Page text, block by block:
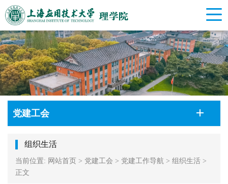
党建工会
组织生活
当前位置: 网站首页 > 党建工会 > 党建工作导航 > 组织生活 >
正文